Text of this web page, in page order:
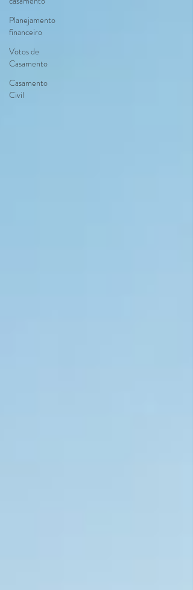
Planejamento
financeiro
Votos de
Casamento
Casamento
Civil